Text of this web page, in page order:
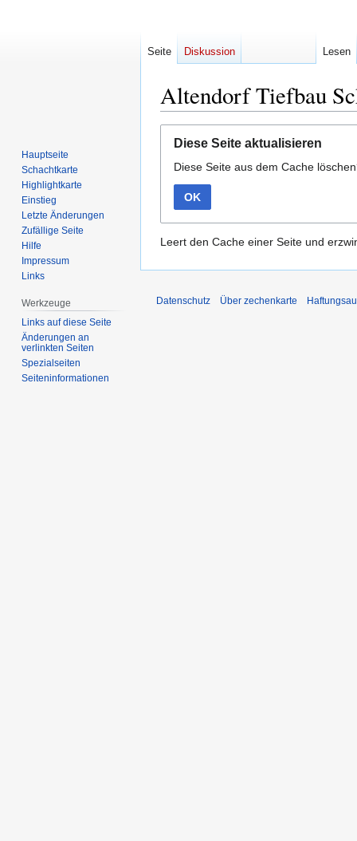
Altendorf Tiefbau
Navigation
springen
Suche
springen
Diese Seite aktualisieren
Diese Seite aus dem Cache
OK
Leert den Cache einer Seite und
Seite Diskussion Lesen
Hauptseite
Schachtkarte
Highlightkarte
Einstieg
Letzte Änderungen
Zufällige Seite
Hilfe
Impressum
Links
Werkzeuge
Links auf diese Seite
Änderungen an
verlinkten Seiten
Spezialseiten
Seiten­­informationen
Datenschutz Über zechenkarte